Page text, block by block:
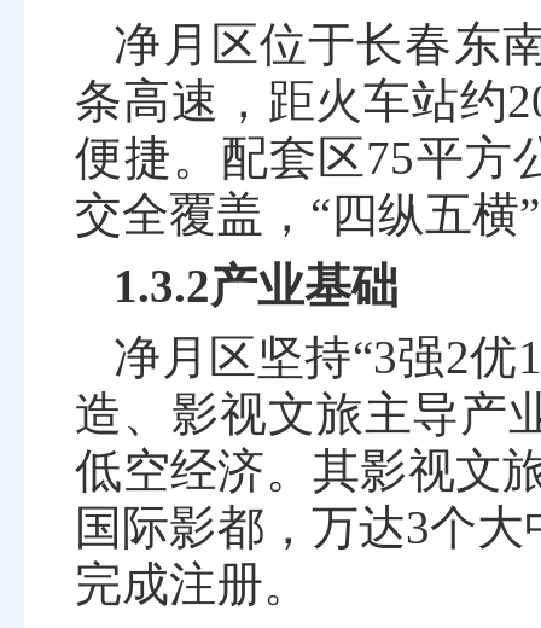
净月区位于长春东
条高速，距火车站约
便捷。配套区75平方
交全覆盖，“四纵五
1.3.2产业基础
净月区坚持“3强2优1
造、影视文旅主导产
低空经济。其影视文
国际影都，万达3个大
完成注册。